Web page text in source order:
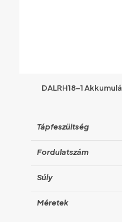
DALRH18-1
Tápfeszültség
Fordulatszám
Súly
Méretek